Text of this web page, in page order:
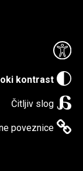
kontrast
Čitljiv slog
poveznice